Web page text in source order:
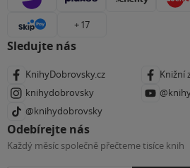
+ 17
Sledujte nás
KnihyDobrovsky.cz
Knižní
knihydobrovsky
@knihydobrovsky
Odebírejte nás
Každý měsíc společně přečteme tisíce knih